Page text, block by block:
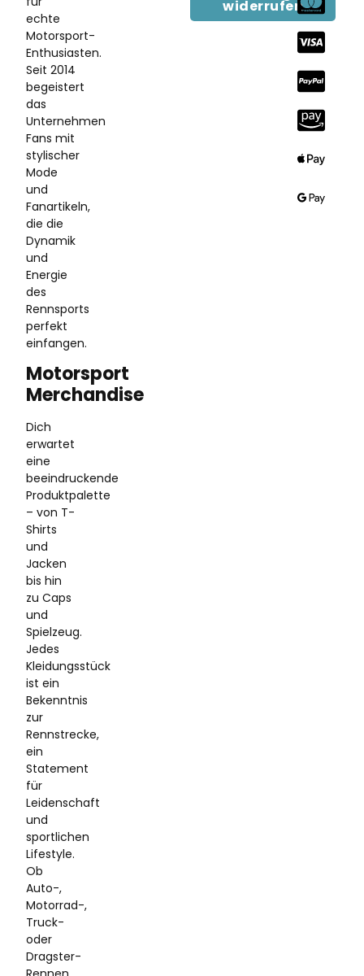
echte
Motorsport-
Enthusiasten.
Seit 2014
begeistert
das
Unternehmen
Fans mit
stylischer
Mode
und
Fanartikeln,
die die
Dynamik
und
Energie
des
Rennsports
perfekt
einfangen.
Motorsport
Merchandise
Dich
erwartet
eine
beeindruckende
Produktpalette
– von T-
Shirts
und
Jacken
bis hin
zu Caps
und
Spielzeug.
Jedes
Kleidungsstück
ist ein
Bekenntnis
zur
Rennstrecke,
ein
Statement
für
Leidenschaft
und
sportlichen
Lifestyle.
Ob
Auto-,
Motorrad-,
Truck-
oder
Dragster-
widerrufen